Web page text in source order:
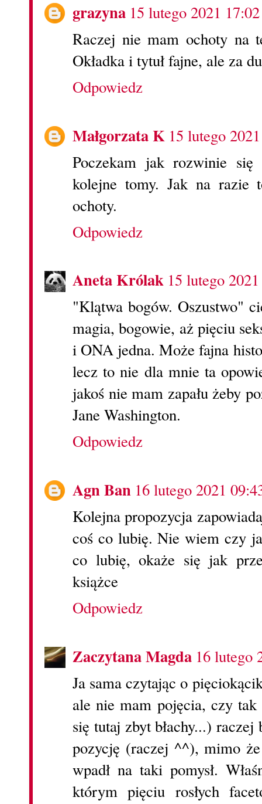
grazyna 15 lutego 2021 17:02
Raczej nie mam ochoty na
Okładka i tytuł fajne, ale za
Odpowiedz
Małgorzata K 15 lutego
Poczekam jak rozwinie
kolejne tomy. Jak na
ochoty.
Odpowiedz
Aneta Królak 15 lutego
"Klątwa bogów. Oszustwo"
magia, bogowie, aż pięciu
i ONA jedna. Może fajna
lecz to nie dla mnie ta
jakoś nie mam zapału żeby
Jane Washington.
Odpowiedz
Agn Ban 16 lutego 2021
Kolejna propozycja
coś co lubię. Nie wiem czy
co lubię, okaże się jak
książce
Odpowiedz
Zaczytana Magda 16 lutego
Ja sama czytając o
ale nie mam pojęcia, czy
się tutaj zbyt błachy...) raczej
pozycję (raczej ^^), mimo
wpadł na taki pomysł.
którym pięciu rosłych